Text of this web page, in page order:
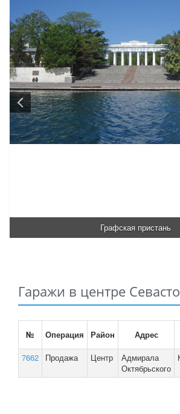
Графская пристань
Гаражи в центре
№ Операция Район Адрес
7662
Продажа Центр
Адмирала
Октябрьского